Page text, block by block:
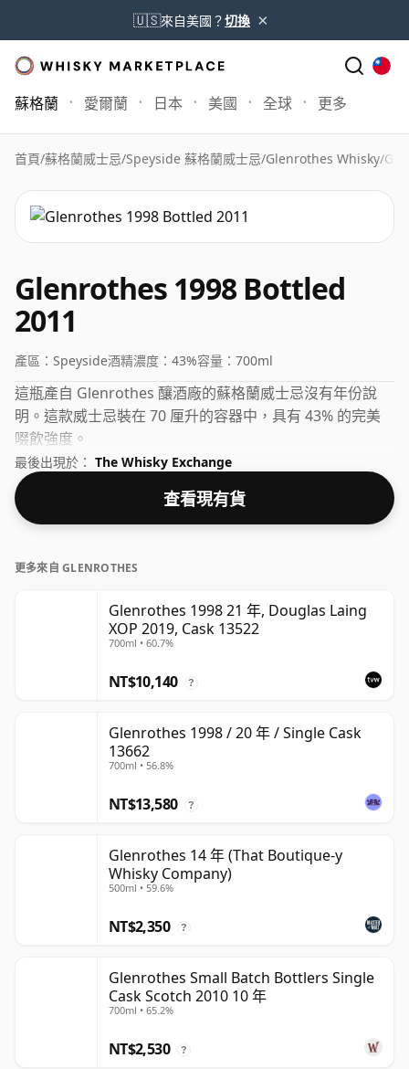
🇺🇸來自美國？切換 ×
蘇格蘭 愛爾蘭 日本 美國 全球 更多
首頁/蘇格蘭威士忌/Speyside 蘇格蘭威士忌/Glenrothes Whisky/
Glenrothes 1998 Bottled
2011
產區： Speyside酒精濃度： 43%容量： 700ml
這瓶產自 Glenrothes 釀酒廠的蘇格蘭威士忌沒有年份說
明。這款威士忌裝在 70 厘升的容器中，具有 43% 的完美
啜飲強度。
最後出現於： The Whisky Exchange
查看現有貨
更多來自 GLENROTHES
Glenrothes 1998 21 年, Douglas Laing
XOP 2019, Cask 13522
700ml • 60.7%
NT$10,140 ?
Glenrothes 1998 / 20 年 / Single Cask
13662
700ml • 56.8%
NT$13,580 ?
Glenrothes 14 年 (That Boutique-y
Whisky Company)
500ml • 59.6%
NT$2,350 ?
Glenrothes Small Batch Bottlers Single
Cask Scotch 2010 10 年
700ml • 65.2%
NT$2,530 ?